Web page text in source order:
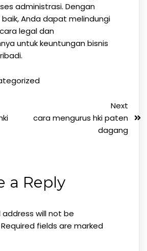
administrasi. Dengan
Anda dapat melindungi
legal dan
untuk keuntungan bisnis
Next
cara mengurus hki paten
dagang
a Reply
address will not be
Required fields are marked